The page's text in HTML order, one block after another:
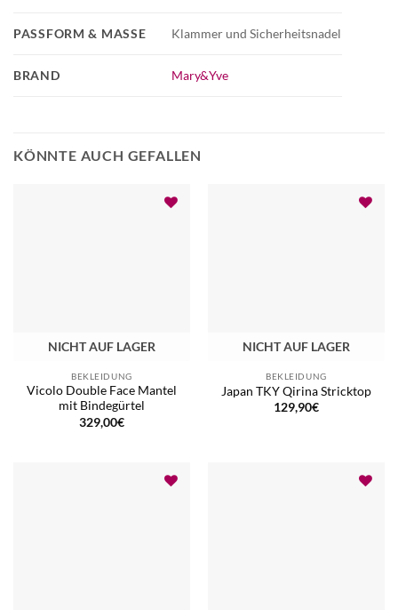
BRAND Mary&Yve
PASSFORM & MASSE Klammer und Sicherheitsnadel
KÖNNTE AUCH GEFALLEN
NICHT AUF LAGER
BEKLEIDUNG
Vicolo Double Face Mantel
mit Bindegürtel
329,00€
NICHT AUF LAGER
BEKLEIDUNG
Japan TKY Qirina Stricktop
129,90€